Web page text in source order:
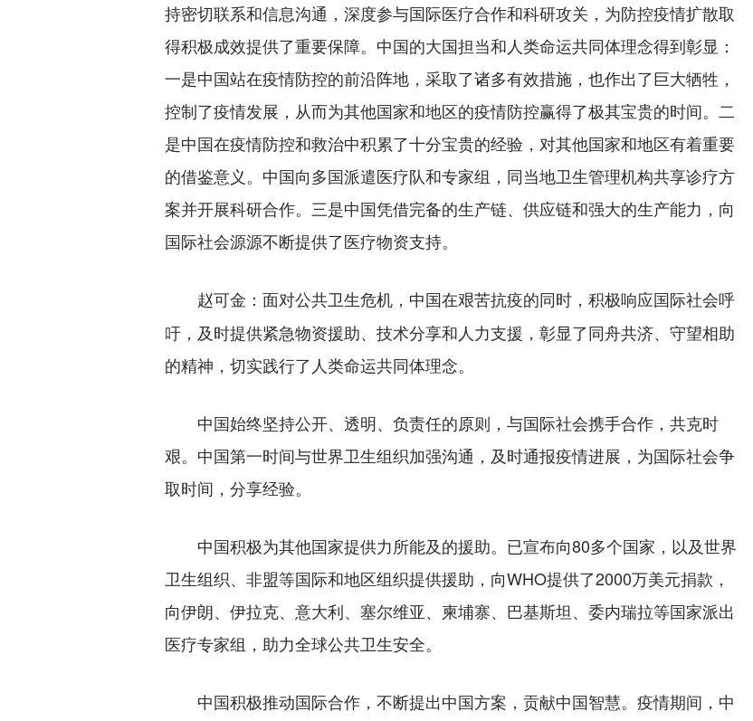
持密切联系和信息沟通，深度参与国际医疗合作和科研攻关，为防控疫情扩散取
得积极成效提供了重要保障。中国的大国担当和人类命运共同体理念得到彰显：
一是中国站在疫情防控的前沿阵地，采取了诸多有效措施，也作出了巨大牺牲，
控制了疫情发展，从而为其他国家和地区的疫情防控赢得了极其宝贵的时间。二
是中国在疫情防控和救治中积累了十分宝贵的经验，对其他国家和地区有着重要
的借鉴意义。中国向多国派遣医疗队和专家组，同当地卫生管理机构共享诊疗方
案并开展科研合作。三是中国凭借完备的生产链、供应链和强大的生产能力，向
国际社会源源不断提供了医疗物资支持。
赵可金： 面对公共卫生危机，中国在艰苦抗疫的同时，积极响应国际社会呼
吁，及时提供紧急物资援助、技术分享和人力支援，彰显了同舟共济、守望相助
的精神，切实践行了人类命运共同体理念。
中国始终坚持公开、透明、负责任的原则，与国际社会携手合作，共克时
艰。中国第一时间与世界卫生组织加强沟通，及时通报疫情进展，为国际社会争
取时间，分享经验。
中国积极为其他国家提供力所能及的援助。已宣布向80多个国家，以及世界
卫生组织、非盟等国际和地区组织提供援助，向WHO提供了2000万美元捐款，
向伊朗、伊拉克、意大利、塞尔维亚、柬埔寨、巴基斯坦、委内瑞拉等国家派出
医疗专家组，助力全球公共卫生安全。
中国积极推动国际合作，不断提出中国方案，贡献中国智慧。疫情期间，中